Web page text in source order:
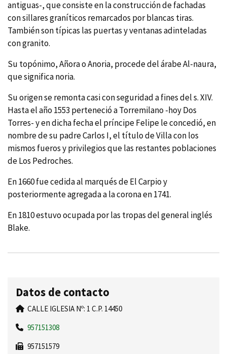
antiguas-, que consiste en la construcción de fachadas
con sillares graní­ticos remarcados por blancas tiras.
También son tí­picas las puertas y ventanas adinteladas
con granito.
Su topónimo, Añora o Anoria, procede del árabe Al-naura,
que significa noria.
Su origen se remonta casi con seguridad a fines del s. XIV.
Hasta el año 1553 perteneció a Torremilano -hoy Dos
Torres- y en dicha fecha el prí­ncipe Felipe le concedió, en
nombre de su padre Carlos I, el tí­tulo de Villa con los
mismos fueros y privilegios que las restantes poblaciones
de Los Pedroches.
En 1660 fue cedida al marqués de El Carpio y
posteriormente agregada a la corona en 1741.
En 1810 estuvo ocupada por las tropas del general inglés
Blake.
Datos de contacto
CALLE IGLESIA Nº: 1 C.P. 14450
957151308
957151579